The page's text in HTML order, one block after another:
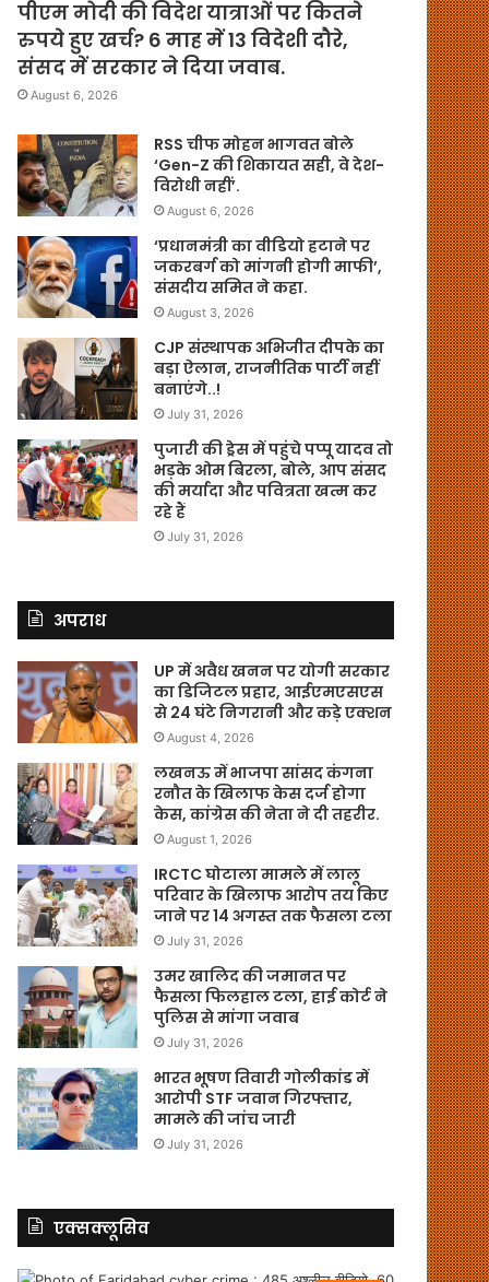
पीएम मोदी की विदेश यात्राओं पर कितने
रुपये हुए खर्च? 6 माह में 13 विदेशी दौरे,
संसद में सरकार ने दिया जवाब.
August 6, 2026
RSS चीफ मोहन भागवत बोले
‘Gen-Z की शिकायत सही, वे देश-
विरोधी नहीं’.
August 6, 2026
‘प्रधानमंत्री का वीडियो हटाने पर
जकरबर्ग को मांगनी होगी माफी’,
संसदीय समित ने कहा.
August 3, 2026
CJP संस्थापक अभिजीत दीपके का
बड़ा ऐलान, राजनीतिक पार्टी नहीं
बनाएंगे..!
July 31, 2026
पुजारी की ड्रेस में पहुंचे पप्पू यादव तो
भड़के ओम बिरला, बोले, आप संसद
की मर्यादा और पवित्रता खत्म कर
रहे हैं
July 31, 2026
अपराध
UP में अवैध खनन पर योगी सरकार
का डिजिटल प्रहार, आईएमएसएस
से 24 घंटे निगरानी और कड़े एक्शन
August 4, 2026
लखनऊ में भाजपा सांसद कंगना
रनौत के खिलाफ केस दर्ज होगा
केस, कांग्रेस की नेता ने दी तहरीर.
August 1, 2026
IRCTC घोटाला मामले में लालू
परिवार के खिलाफ आरोप तय किए
जाने पर 14 अगस्त तक फैसला टला
July 31, 2026
उमर खालिद की जमानत पर
फैसला फिलहाल टला, हाई कोर्ट ने
पुलिस से मांगा जवाब
July 31, 2026
भारत भूषण तिवारी गोलीकांड में
आरोपी STF जवान गिरफ्तार,
मामले की जांच जारी
July 31, 2026
एक्सक्लूसिव